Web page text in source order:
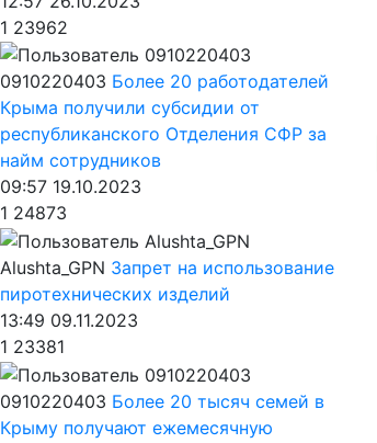
1 23962
0910220403 Более 20 работодателей
Крыма получили субсидии от
республиканского Отделения СФР за
найм сотрудников
09:57 19.10.2023
1 24873
Alushta_GPN Запрет на использование
пиротехнических изделий
13:49 09.11.2023
1 23381
0910220403 Более 20 тысяч семей в
Крыму получают ежемесячную